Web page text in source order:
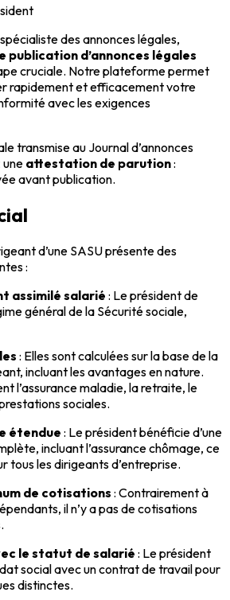
des annonces légales,
publication d’annonces légales
cruciale. Notre plateforme permet
rapidement et efficacement votre
avec les exigences
transmise au Journal d’annonces
une attestation de parution:
avant publication.
d’une SASU présente des
:
assimilé salarié : Le président de
général de la Sécurité sociale,
: Elles sont calculées sur la base de la
incluant les avantages en nature.
l’assurance maladie, la retraite, le
sociales.
étendue : Le président bénéficie d’une
incluant l’assurance chômage, ce
tous les dirigeants d’entreprise.
de cotisations : Contrairement à
il n’y a pas de cotisations
le statut de salarié : Le président
social avec un contrat de travail pour
distinctes.